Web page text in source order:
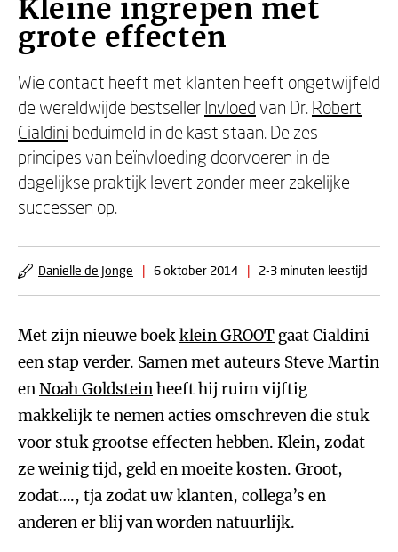
Kleine ingrepen met
grote effecten
Wie contact heeft met klanten heeft ongetwijfeld
de wereldwijde bestseller Invloed van Dr. Robert
Cialdini beduimeld in de kast staan. De zes
principes van beïnvloeding doorvoeren in de
dagelijkse praktijk levert zonder meer zakelijke
successen op.
Danielle de Jonge | 6 oktober 2014 | 2-3 minuten leestijd
Met zijn nieuwe boekklein GROOT gaat Cialdini
een stap verder. Samen met auteurs Steve Martin
enNoah Goldsteinheeft hij ruim vijftig
makkelijk te nemen acties omschreven die stuk
voor stuk grootse effecten hebben. Klein, zodat
ze weinig tijd, geld en moeite kosten. Groot,
zodat…., tja zodat uw klanten, collega’s en
anderen er blij van worden natuurlijk.